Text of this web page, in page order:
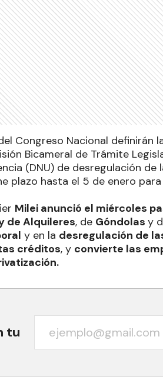
Congreso Nacional definirán
Bicameral de Trámite
(DNU) de desregulación
plazo hasta el 5 de enero
Milei anunció el miércoles
de Alquileres, de Góndolas y
y en la desregulación de
créditos, y convierte las
tu